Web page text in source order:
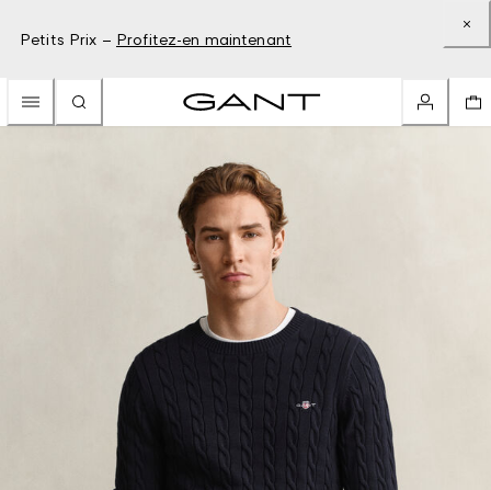
Petits Prix – Profitez-en maintenant